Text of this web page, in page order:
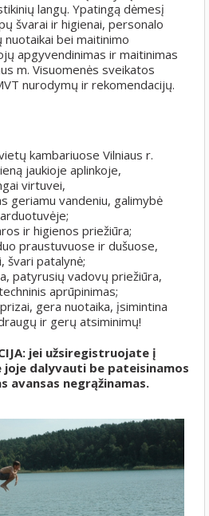
langų. Ypatingą dėmesį
švarai ir higienai, personalo
nuotaikai bei maitinimo
apgyvendinimas ir maitinimas
m. Visuomenės sveikatos
nurodymų ir rekomendacijų.
kambariuose Vilniaus r.
jaukioje aplinkoje,
virtuvei,
geriamu vandeniu, galimybė
ir higienos priežiūra;
praustuvuose ir dušuose,
švari patalynė;
patyrusių vadovų priežiūra,
aprūpinimas;
gera nuotaika, įsimintina
ir gerų atsiminimų!
jei užsiregistruojate į
dalyvauti be pateisinamos
avansas negrąžinamas.